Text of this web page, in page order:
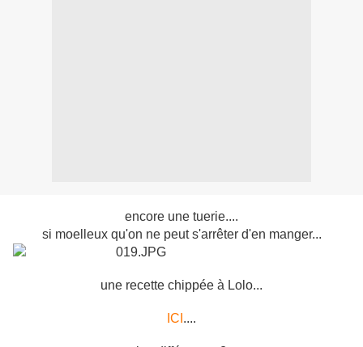
encore une tuerie....
si moelleux qu'on ne peut s'arrêter d'en manger...
une recette chippée à Lolo...
ICI ....